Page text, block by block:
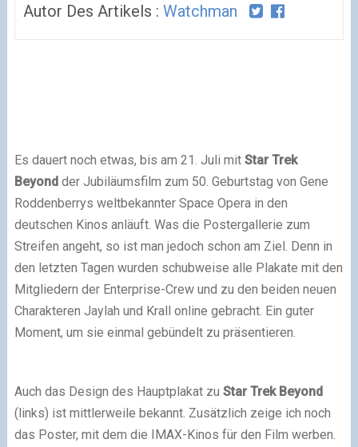
Autor Des Artikels : Watchman
Es dauert noch etwas, bis am 21. Juli mit Star Trek
Beyondder Jubiläumsfilm zum 50. Geburtstag von Gene
Roddenberrys weltbekannter Space Opera in den
deutschen Kinos anläuft. Was die Postergallerie zum
Streifen angeht, so ist man jedoch schon am Ziel. Denn in
den letzten Tagen wurden schubweise alle Plakate mit den
Mitgliedern der Enterprise-Crew und zu den beiden neuen
Charakteren Jaylah und Krall online gebracht. Ein guter
Moment, um sie einmal gebündelt zu präsentieren.
Auch das Design des Hauptplakat zu Star Trek Beyond
(links) ist mittlerweile bekannt. Zusätzlich zeige ich noch
das Poster, mit dem die IMAX-Kinos für den Film werben.